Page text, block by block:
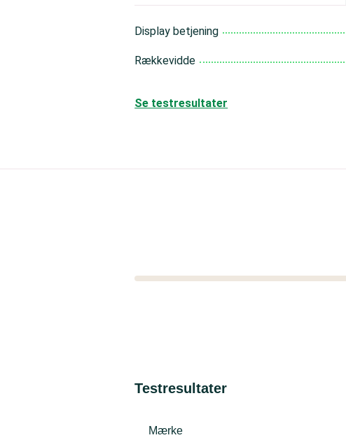
Display betjening
Rækkevidde
Se testresultater
Testresultater
Mærke